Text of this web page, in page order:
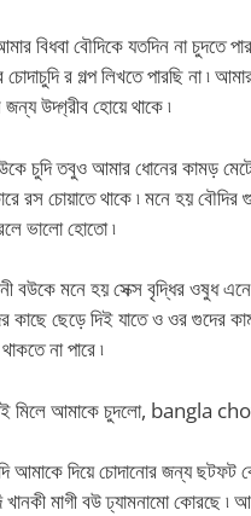
বিধবা বৌদিকে যতদিন না চুদতে
র গল্প লিখতে পারছি না ৷
জন্য উদ্গ্রীব হোয়ে থাকে ৷
চুদি তবুও আমার ধোনের কামড়
রস চোয়াতে থাকে ৷ মনে হয় বৌদির
ভালো হোতো ৷
বউকে মনে হয় সেক্স বৃদ্ধির ওষুধ
কাছে ছেড়ে দিই যাতে ও ওর গুদের
না পারে ৷
মিলে আমাকে চুদলো, bangla
আমাকে দিয়ে চোদানোর জন্য
খানকী মাগী বউ ঢ্যামনামো কোরছে ৷